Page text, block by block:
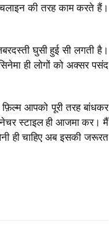
की तरह काम करते हैं।
घुसी हुई सी लगती है।
ही लोगों को अक्सर पसंद
आपको पूरी तरह बांधकर
स्टाइल ही आजमा कर। मैं
ही चाहिए अब इसकी जरूरत